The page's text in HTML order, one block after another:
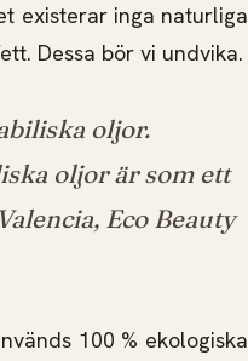
existerar inga naturliga
Dessa bör vi undvika.
oljor.
oljor är som ett
Eco Beauty
100 % ekologiska